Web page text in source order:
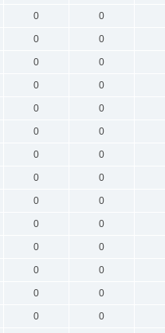
0 0
0 0
0 0
0 0
0 0
0 0
0 0
0 0
0 0
0 0
0 0
0 0
0 0
0 0